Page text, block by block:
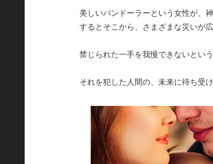
美しいパンドーラーという女性が、
するとそこから、さまざまな災いが広
禁じられた一手を我慢できないとい
それを犯した人間の、未来に待ち受